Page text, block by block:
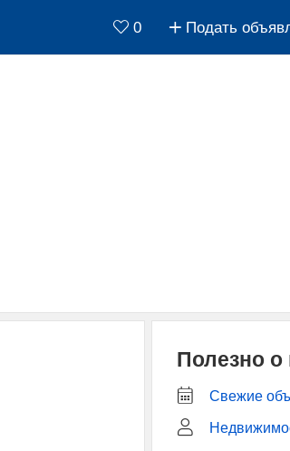
0 Подать
Полезно
Свежие